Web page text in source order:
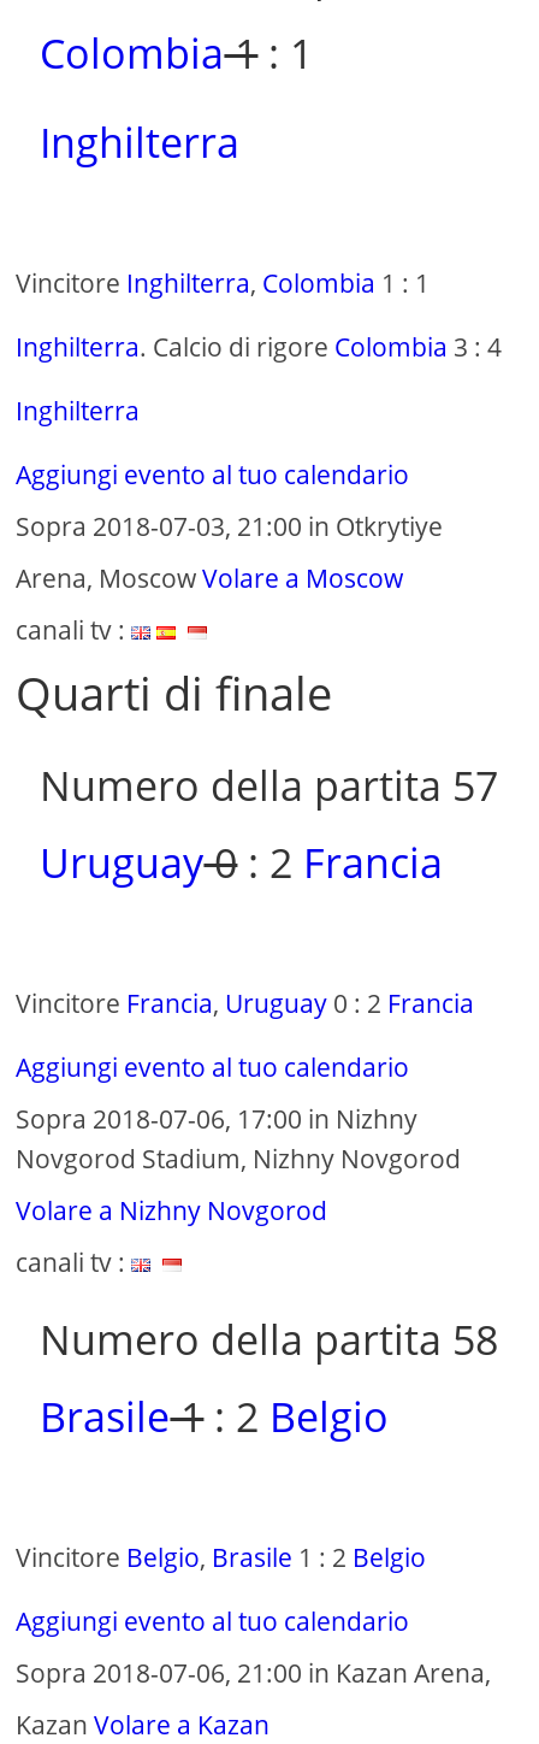
Colombia1: 1
Inghilterra
Vincitore Inghilterra, Colombia 1 : 1
Inghilterra. Calcio di rigore Colombia 3 : 4
Inghilterra
Aggiungi evento al tuo calendario
Sopra 2018-07-03, 21:00 in Otkrytiye
Arena, MoscowVolare a Moscow
canali tv :
Quarti di finale
Numero della partita 57
Uruguay0: 2 Francia
Vincitore Francia, Uruguay 0 : 2 Francia
Aggiungi evento al tuo calendario
Sopra 2018-07-06, 17:00 in Nizhny
Novgorod Stadium, Nizhny Novgorod
Volare a Nizhny Novgorod
canali tv :
Numero della partita 58
Brasile1: 2 Belgio
Vincitore Belgio, Brasile 1 : 2 Belgio
Aggiungi evento al tuo calendario
Sopra 2018-07-06, 21:00 in Kazan Arena,
KazanVolare a Kazan